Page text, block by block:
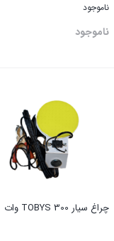
ناموجود
ناموجود
چراغ سیار TOBYS 300 وات